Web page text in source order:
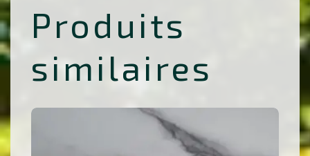
Produits
similaires